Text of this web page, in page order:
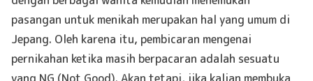
pasangan untuk menikah merupakan hal yang umum di
Jepang. Oleh karena itu, pembicaran mengenai
pernikahan ketika masih berpacaran adalah sesuatu